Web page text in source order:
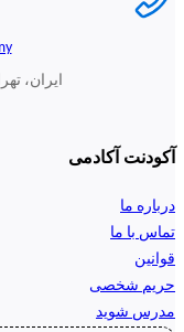
ایران،
آکودنت آکادمی
درباره ما
تماس با ما
قوانین
حریم شخصی
مدرس شوید